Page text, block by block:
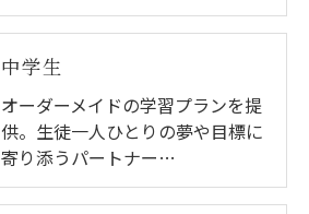
中学生
オーダーメイドの学習プランを提
供。生徒一人ひとりの夢や目標に
寄り添うパートナー…